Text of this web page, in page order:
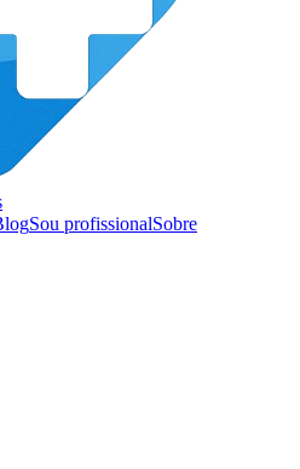
Sou profissionalSobre